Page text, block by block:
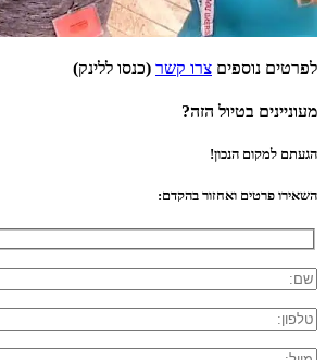
לפרטים נוספים צרו קשר (כנסו ללינק)
מעוניינים בטיול הזה?
הגעתם למקום הנכון!
השאירו פרטים ואחזור בהקדם: